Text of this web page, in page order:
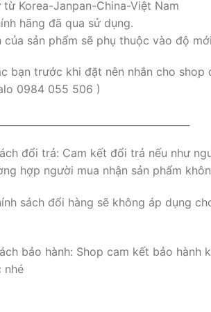
từ Korea-Janpan-China-Việt Nam
hãng đã qua sử dụng.
của sản phẩm sẽ phụ thuộc vào độ
bạn trước khi đặt nên nhắn cho
0984 055 506 )
đổi trả: Cam kết đổi trả nếu như
hợp người mua nhận sản phẩm
sách đổi hàng sẽ không áp dụng
bảo hành: Shop cam kết bảo
nhé